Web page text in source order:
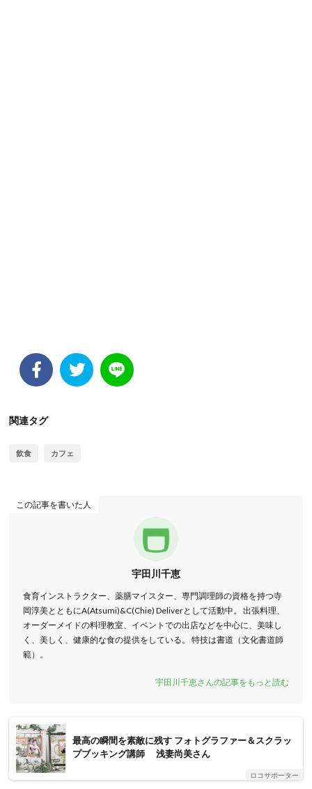
関連タグ
飲食 カフェ
この記事を書いた人
宇田川千恵
食育インストラクター、薬膳マイスター、専門調理師の資格を持つ寺
岡淳美とともにA(Atsumi)&C(Chie) Deliverとして活動中。 出張料理、
オーダーメイドの料理教室、イベントでの出店などを中心に、美味し
く、美しく、健康的な食の提供をしている。 特技は書道（文化書道師
範）。
宇田川千恵さんの記事をもっと読む
最高の瞬間を素敵に残す フォトグラファー＆スクラッ
プブッキング講師 浅妻尚美さん
ロコサポーター